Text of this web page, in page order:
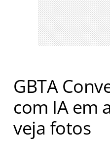
GBTA
com IA em
veja fotos